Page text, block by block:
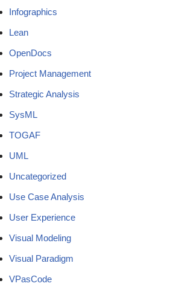
Infographics
Lean
OpenDocs
Project Management
Strategic Analysis
SysML
TOGAF
UML
Uncategorized
Use Case Analysis
User Experience
Visual Modeling
Visual Paradigm
VPasCode